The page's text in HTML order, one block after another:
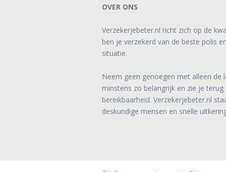
OVER ONS
Verzekerjebeter.nl richt zich op de
ben je verzekerd van de beste polis
situatie.
Neem geen genoegen met alleen de
minstens zo belangrijk en zie je terug
bereikbaarheid. Verzekerjebeter.nl
deskundige mensen en snelle